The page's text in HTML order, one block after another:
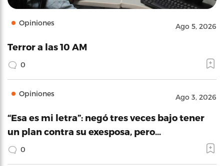
Opiniones Ago 5, 2026
Terror a las 10 AM
0
Opiniones Ago 3, 2026
“Esa es mi letra”: negó tres veces bajo tener
un plan contra su exesposa, pero…
0